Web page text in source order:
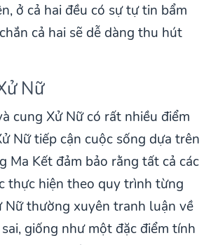
ở cả hai đều có sự tự tin bẩm
cả hai sẽ dễ dàng thu hút
Nữ
cung Xử Nữ có rất nhiều điểm
Nữ tiếp cận cuộc sống dựa trên
Ma Kết đảm bảo rằng tất cả các
thực hiện theo quy trình từng
Nữ thường xuyên tranh luận về
giống như một đặc điểm tính